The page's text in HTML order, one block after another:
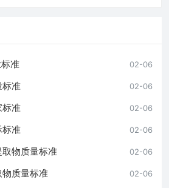
02-06
准
02-06
标准
02-06
标准
02-06
标准
02-06
物质量标准
02-06
质量标准